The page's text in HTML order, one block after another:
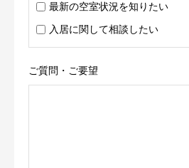
最新の空室状況を知りたい
入居に関して相談したい
ご質問・ご要望